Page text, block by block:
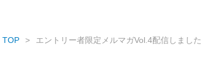
TOP エントリー者限定メルマガVol.4配信しました